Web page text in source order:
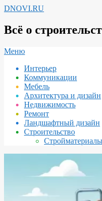
Перейти
содержимому
DNOVI.RU
Всё о
Вторичное
навигации
Меню
Интерьер
Коммуникации
Мебель
Архитектура и дизайн
Недвижимость
Ремонт
Ландшафтный дизайн
Строительство
Стройматериалы